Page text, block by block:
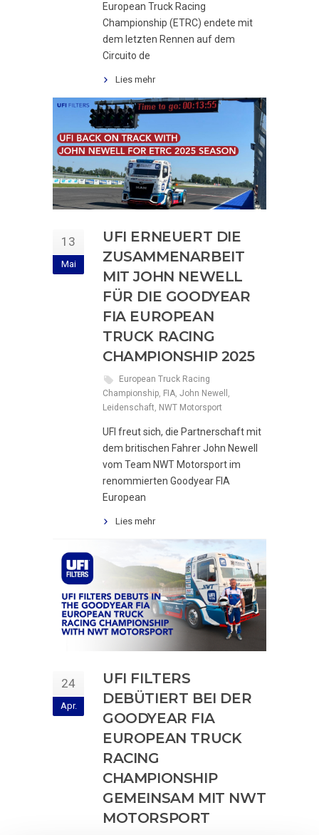
European Truck Racing
Championship (ETRC) endete mit
dem letzten Rennen auf dem
Circuito de
Lies mehr
13
Mai
UFI ERNEUERT DIE
ZUSAMMENARBEIT
MIT JOHN NEWELL
FÜR DIE GOODYEAR
FIA EUROPEAN
TRUCK RACING
CHAMPIONSHIP 2025
European Truck Racing
Championship, FIA, John Newell ,
Leidenschaft, NWT Motorsport
UFI freut sich, die Partnerschaft mit
dem britischen Fahrer John Newell
vom Team NWT Motorsport im
renommierten Goodyear FIA
European
Lies mehr
24
Apr.
UFI FILTERS
DEBÜTIERT BEI DER
GOODYEAR FIA
EUROPEAN TRUCK
RACING
CHAMPIONSHIP
GEMEINSAM MIT NWT
MOTORSPORT